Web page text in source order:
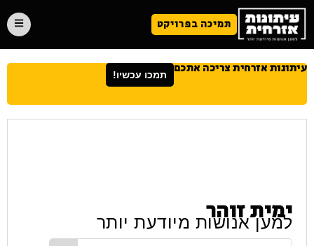
תמיכה בפרויקט
עיתונות אזרחית צריכה אתכם תמכו עכשיו!
ימית זוהר
למען אנושות מיודעת יותר